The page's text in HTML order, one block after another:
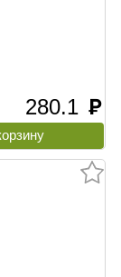
280.1 руб